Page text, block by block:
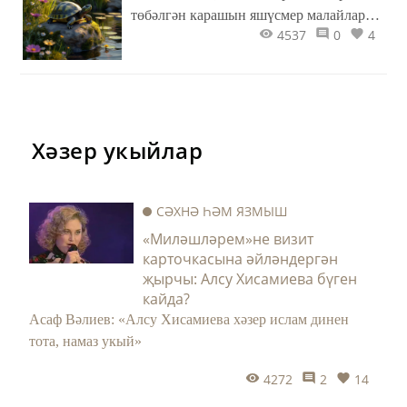
төбәлгән карашын яшүсмер малайларга
күчерергә дә өлгерми, аның алдында –
4537 0 4
Хәзер укыйлар
СӘХНӘ ҺӘМ ЯЗМЫШ
«Миләшләрем»не визит
карточкасына әйләндергән
җырчы: Алсу Хисамиева бүген
кайда?
Асаф Вәлиев: «Алсу Хисамиева хәзер ислам динен
тота, намаз укый»
4272 2 14